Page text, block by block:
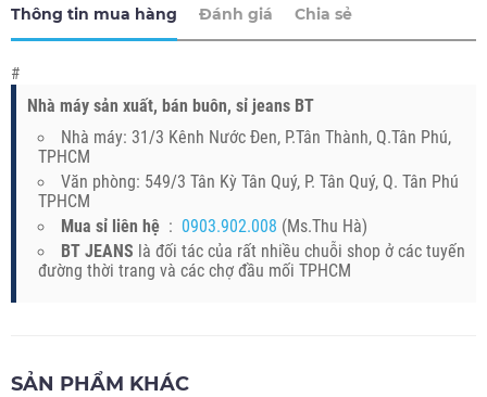
Thông tin mua hàng Đánh giá Chia sẻ
#
Nhà máy sản xuất, bán buôn, sỉ jeans BT
Nhà máy: 31/3 Kênh Nước Đen, P.Tân Thành, Q.Tân Phú,
TPHCM
Văn phòng: 549/3 Tân Kỳ Tân Quý, P. Tân Quý, Q. Tân Phú
TPHCM
Mua sỉ liên hệ : 0903.902.008 (Ms.Thu Hà)
BT JEANS là đối tác của rất nhiều chuỗi shop ở các tuyến
đường thời trang và các chợ đầu mối TPHCM
SẢN PHẨM KHÁC